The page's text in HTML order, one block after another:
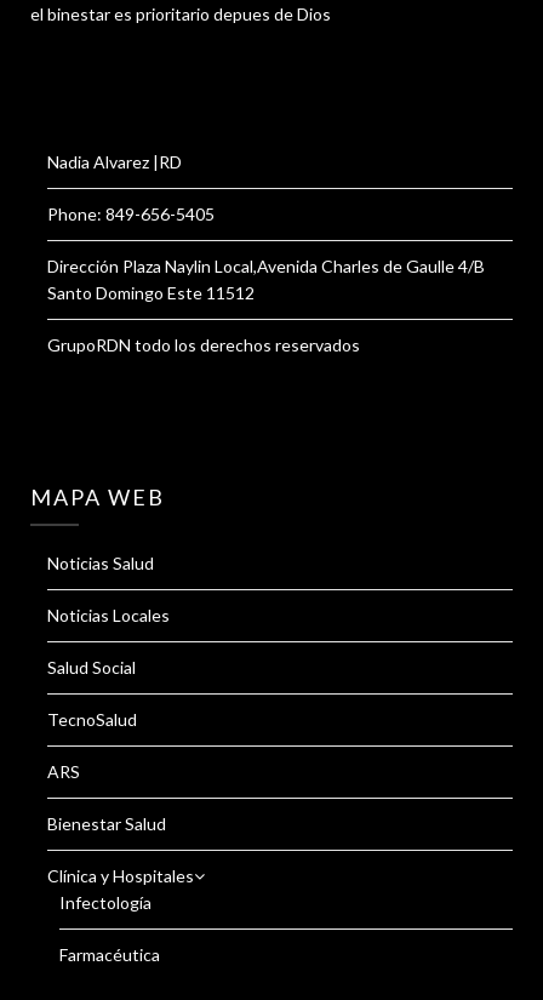
el binestar es prioritario depues de Dios
Nadia Alvarez |RD
Phone: 849-656-5405
Dirección Plaza Naylin Local,Avenida Charles de Gaulle 4/B
Santo Domingo Este 11512
GrupoRDN todo los derechos reservados
MAPA WEB
Noticias Salud
Noticias Locales
Salud Social
TecnoSalud
ARS
Bienestar Salud
Clínica y Hospitales
Infectología
Farmacéutica